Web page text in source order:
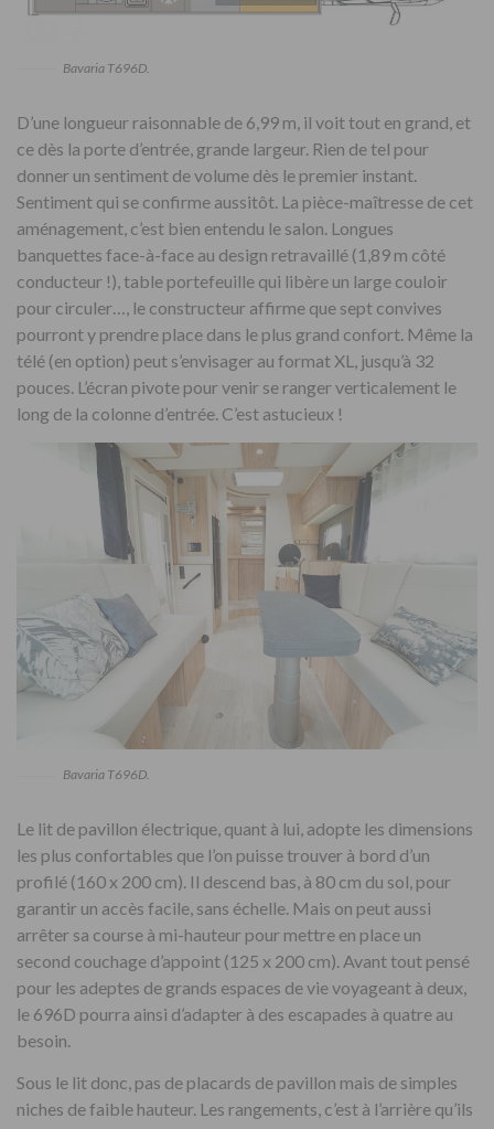
Bavaria T696D.
D’une longueur raisonnable de 6,99 m, il voit tout en grand, et
ce dès la porte d’entrée, grande largeur. Rien de tel pour
donner un sentiment de volume dès le premier instant.
Sentiment qui se confirme aussitôt. La pièce-maîtresse de cet
aménagement, c’est bien entendu le salon. Longues
banquettes face-à-face au design retravaillé (1,89 m côté
conducteur !), table portefeuille qui libère un large couloir
pour circuler…, le constructeur affirme que sept convives
pourront y prendre place dans le plus grand confort. Même la
télé (en option) peut s’envisager au format XL, jusqu’à 32
pouces. L’écran pivote pour venir se ranger verticalement le
long de la colonne d’entrée. C’est astucieux !
Bavaria T696D.
Le lit de pavillon électrique, quant à lui, adopte les dimensions
les plus confortables que l’on puisse trouver à bord d’un
profilé (160 x 200 cm). Il descend bas, à 80 cm du sol, pour
garantir un accès facile, sans échelle. Mais on peut aussi
arrêter sa course à mi-hauteur pour mettre en place un
second couchage d’appoint (125 x 200 cm). Avant tout pensé
pour les adeptes de grands espaces de vie voyageant à deux,
le 696D pourra ainsi d’adapter à des escapades à quatre au
besoin.
Sous le lit donc, pas de placards de pavillon mais de simples
niches de faible hauteur. Les rangements, c’est à l’arrière qu’ils